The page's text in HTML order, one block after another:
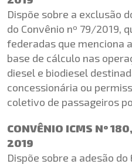
Dispõe sobre a exclusão
do Convênio nº 79/2019,
federadas que menciona
base de cálculo nas
diesel e biodiesel
concessionária ou
coletivo de passageiros
CONVÊNIO ICMS Nº
2019
Dispõe sobre a adesão